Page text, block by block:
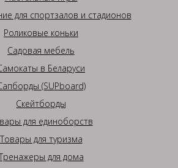
для спортзалов и стадионов
Роликовые коньки
Садовая мебель
в Беларуси
(SUPboard)
Скейтборды
для единоборств
Товары для туризма
для дома